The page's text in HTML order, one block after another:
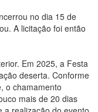
no dia 15 de
A licitação foi então
Em 2025, a Festa
deserta. Conforme
o chamamento
mais de 20 dias